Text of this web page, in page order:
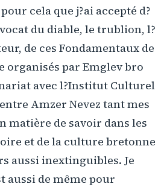
cela que j?ai accepté d?
du diable, le trublion, l?
de ces Fondamentaux de
par Emglev bro
avec l?Institut Culturel
Amzer Nevez tant mes
matière de savoir dans les
et de la culture bretonne
aussi inextinguibles. Je
aussi de même pour